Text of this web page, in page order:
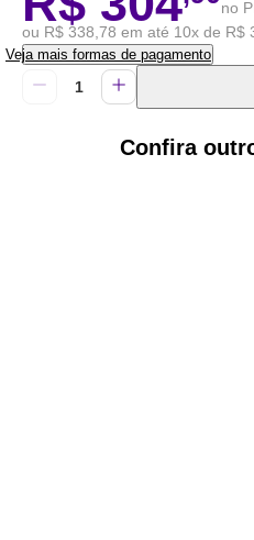
no
ou R$ 338,78 em até 10x de R$
Veja mais formas de pagamento
Confira